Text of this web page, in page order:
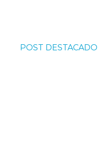
POST DESTACADO